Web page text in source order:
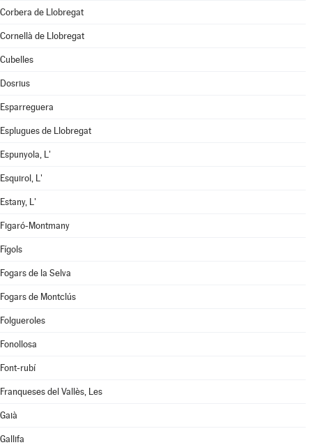
Corbera de Llobregat
Cornellà de Llobregat
Cubelles
Dosrius
Esparreguera
Esplugues de Llobregat
Espunyola, L'
Esquirol, L'
Estany, L'
Figaró-Montmany
Fígols
Fogars de la Selva
Fogars de Montclús
Folgueroles
Fonollosa
Font-rubí
Franqueses del Vallès, Les
Gaià
Gallifa